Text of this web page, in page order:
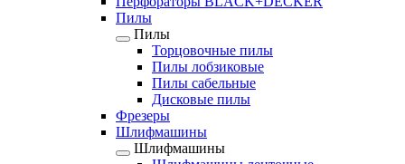
Пилы
Пилы
Торцовочные пилы
Пилы лобзиковые
Пилы сабельные
Дисковые пилы
Фрезеры
Шлифмашины
Шлифмашины